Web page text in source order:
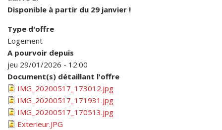
Disponible à partir du 29 janvier !
Type d'offre
Logement
A pourvoir depuis
jeu 29/01/2026 - 12:00
Document(s) détaillant l'offre
IMG_20200517_173012.jpg
IMG_20200517_171931.jpg
IMG_20200517_170513.jpg
Exterieur.JPG